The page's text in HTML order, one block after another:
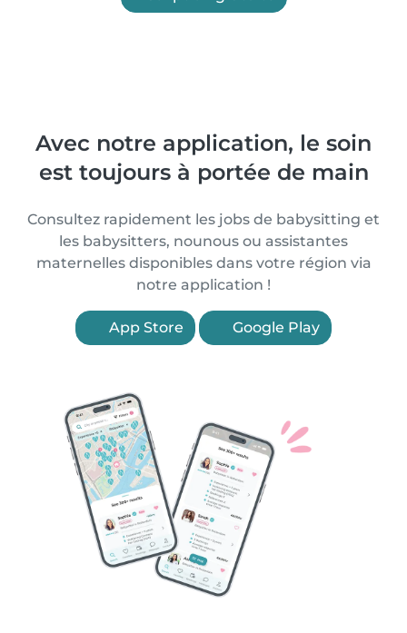
Avec notre application, le soin
est toujours à portée de main
Consultez rapidement les jobs de babysitting et
les babysitters, nounous ou assistantes
maternelles disponibles dans votre région via
notre application !
App Store Google Play